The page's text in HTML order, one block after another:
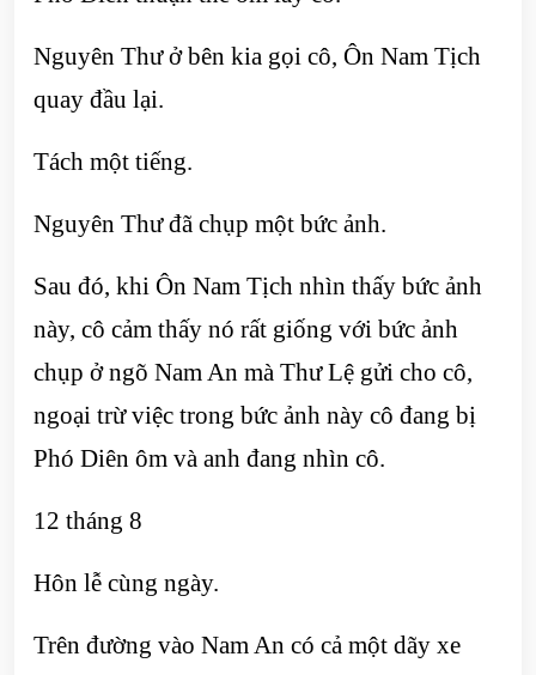
Nguyên Thư ở bên kia gọi cô, Ôn Nam Tịch
quay đầu lại.
Tách một tiếng.
Nguyên Thư đã chụp một bức ảnh.
Sau đó, khi Ôn Nam Tịch nhìn thấy bức ảnh
này, cô cảm thấy nó rất giống với bức ảnh
chụp ở ngõ Nam An mà Thư Lệ gửi cho cô,
ngoại trừ việc trong bức ảnh này cô đang bị
Phó Diên ôm và anh đang nhìn cô.
12 tháng 8
Hôn lễ cùng ngày.
Trên đường vào Nam An có cả một dãy xe